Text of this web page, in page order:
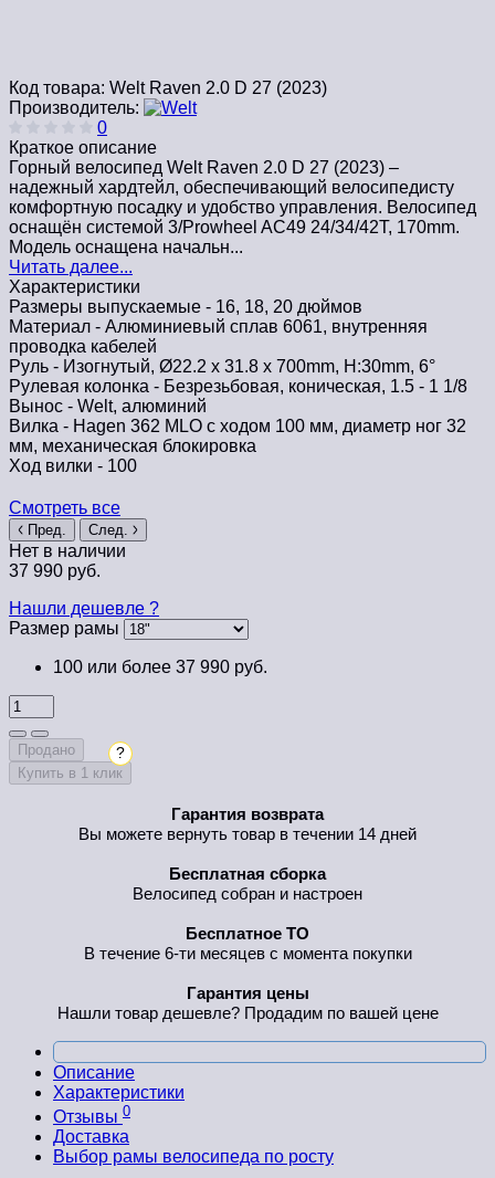
Код товара: Welt Raven 2.0 D 27 (2023)
Производитель:
0
Краткое описание
Горный велосипед Welt Raven 2.0 D 27 (2023) –
надежный хардтейл, обеспечивающий велосипедисту
комфортную посадку и удобство управления. Велосипед
оснащён системой 3/Prowheel AC49 24/34/42T, 170mm.
Модель оснащена начальн...
Читать далее...
Характеристики
Размеры выпускаемые - 16, 18, 20 дюймов
Материал - Алюминиевый сплав 6061, внутренняя
проводка кабелей
Руль - Изогнутый, Ø22.2 х 31.8 х 700mm, H:30mm, 6°
Рулевая колонка - Безрезьбовая, коническая, 1.5 - 1 1/8
Вынос - Welt, алюминий
Вилка - Hagen 362 MLO с ходом 100 мм, диаметр ног 32
мм, механическая блокировка
Ход вилки - 100
Смотреть все
Пред. След.
Нет в наличии
37 990 руб.
Нашли дешевле ?
Размер рамы
100 или более 37 990 руб.
Продано
Купить в 1 клик
?
Гарантия возврата
Вы можете вернуть товар в течении 14 дней
Бесплатная сборка
Велосипед собран и настроен
Бесплатное ТО
В течение 6-ти месяцев с момента покупки
Гарантия цены
Нашли товар дешевле? Продадим по вашей цене
Описание
Характеристики
Отзывы 0
Доставка
Выбор рамы велосипеда по росту